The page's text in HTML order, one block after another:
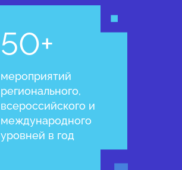
50+
мероприятий
регионального,
всероссийского и
международного
уровней в год